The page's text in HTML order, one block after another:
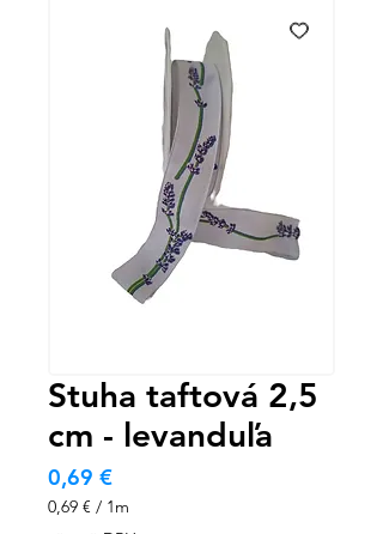
Stuha taftová 2,5
cm - levanduľa
0,69 €Cena
0,69 € / 1m
0,69 €